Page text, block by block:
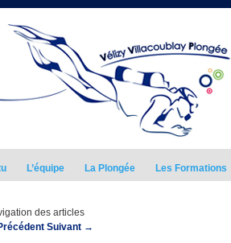
L’équipe La Plongée Les Formations
des articles
Suivant →